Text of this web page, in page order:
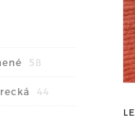
58
44